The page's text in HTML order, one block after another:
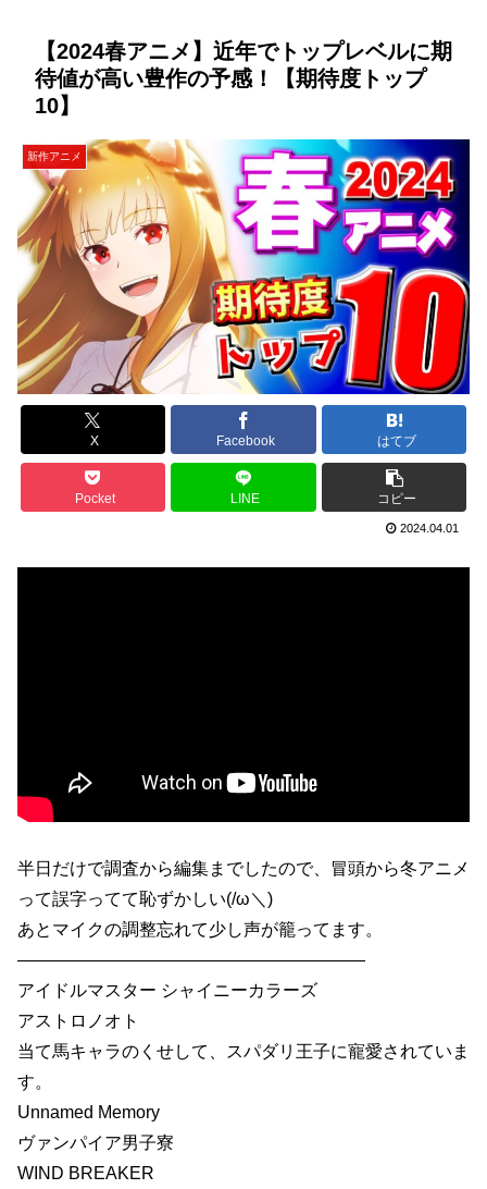
【2024春アニメ】近年でトップレベルに期
待値が高い豊作の予感！【期待度トップ
10】
新作アニメ
X Facebook はてブ
Pocket LINE コピー
2024.04.01
半日だけで調査から編集までしたので、冒頭から冬アニメ
って誤字ってて恥ずかしい(/ω＼)
あとマイクの調整忘れて少し声が籠ってます。
————————————————————
アイドルマスター シャイニーカラーズ
アストロノオト
当て馬キャラのくせして、スパダリ王子に寵愛されていま
す。
Unnamed Memory
ヴァンパイア男子寮
WIND BREAKER